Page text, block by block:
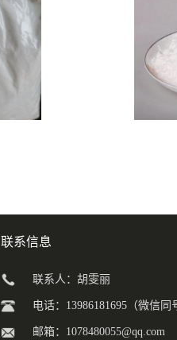
联系信息
联系人：胡雯丽
电话：13986181695（微信同
邮箱： 1078480055@qq.com